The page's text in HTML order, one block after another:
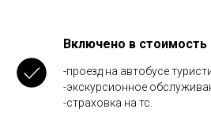
Включено в стоимость
-проезд на автобусе
-экскурсионное
-страховка на тс.